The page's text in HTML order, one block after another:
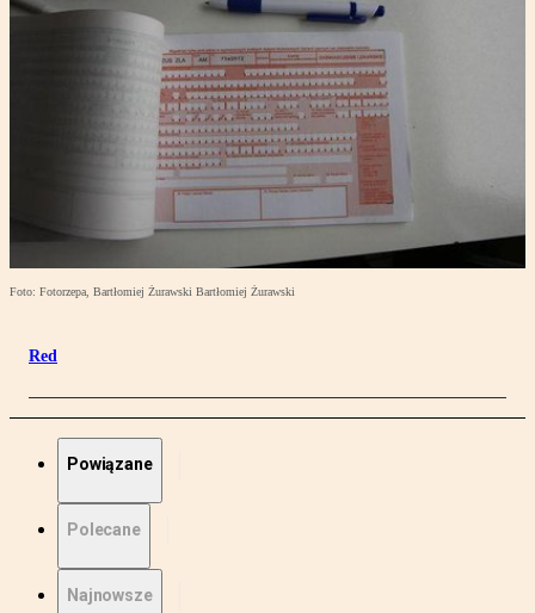
Foto: Fotorzepa, Bartłomiej Żurawski Bartłomiej Żurawski
Red
Powiązane
Polecane
Najnowsze